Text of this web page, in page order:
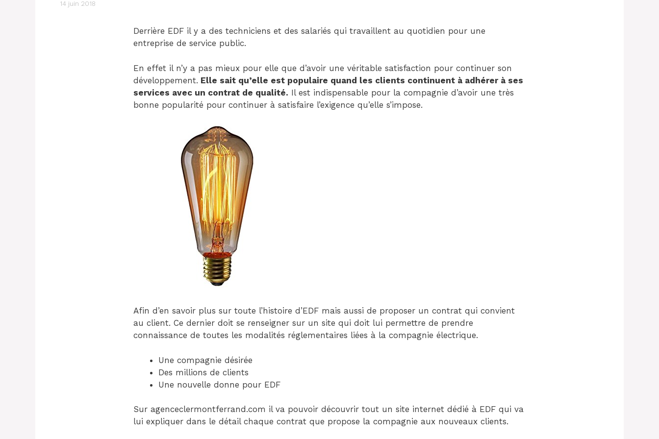
|
GeneratePress
(generatepress)
14 juin 2018
Derrière EDF il y a des techniciens et des salariés qui travaillent au quotidien pour une
entreprise de service public.
En effet il n’y a pas mieux pour elle que d’avoir une véritable satisfaction pour continuer son
développement. Elle sait qu’elle est populaire quand les clients continuent à adhérer à ses
services avec un contrat de qualité. Il est indispensable pour la compagnie d’avoir une très
bonne popularité pour continuer à satisfaire l’exigence qu’elle s’impose.
Afin d’en savoir plus sur toute l’histoire d’EDF mais aussi de proposer un contrat qui convient
au client. Ce dernier doit se renseigner sur un site qui doit lui permettre de prendre
connaissance de toutes les modalités réglementaires liées à la compagnie électrique.
Une compagnie désirée
Des millions de clients
Une nouvelle donne pour EDF
Sur agenceclermontferrand.com il va pouvoir découvrir tout un site internet dédié à EDF qui va
lui expliquer dans le détail chaque contrat que propose la compagnie aux nouveaux clients.